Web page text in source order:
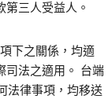
三人受益人。
下之關係，均適
司法之適用。 台端
法律事項，均移送